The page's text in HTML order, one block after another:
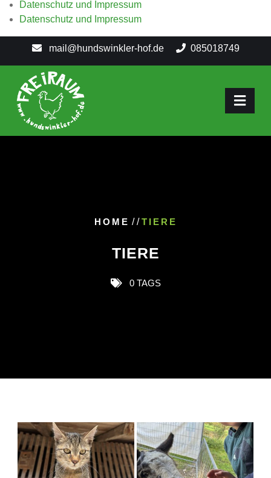
Datenschutz und Impressum
Datenschutz und Impressum
mail@hundswinkler-hof.de 085018749
HOME / /TIERE
TIERE
0 TAGS